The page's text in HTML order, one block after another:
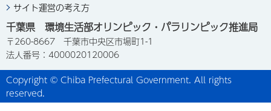
サイト運営の考え方
千葉県 環境生活部オリンピック・パラリンピック推進局
〒260-8667 千葉市中央区市場町1-1
法人番号：4000020120006
Copyright © Chiba Prefectural Government. All rights
reserved.